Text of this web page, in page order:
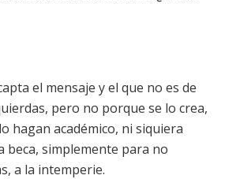
el mensaje y el que no es de
pero no porque se lo crea,
hagan académico, ni siquiera
beca, simplemente para no
a la intemperie.